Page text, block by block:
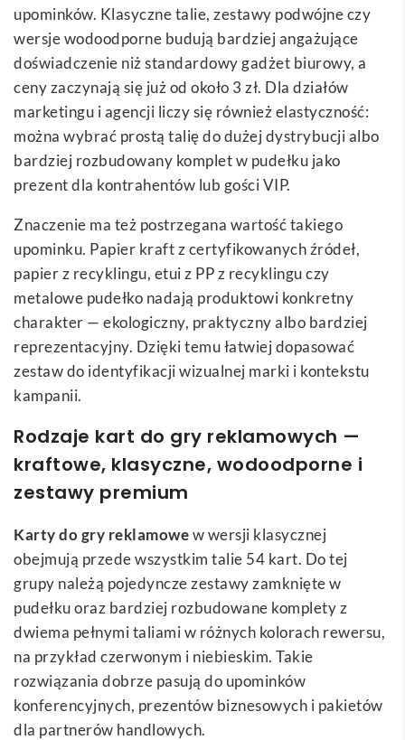
upominków. Klasyczne talie, zestawy podwójne czy
wersje wodoodporne budują bardziej angażujące
doświadczenie niż standardowy gadżet biurowy, a
ceny zaczynają się już od około 3 zł. Dla działów
marketingu i agencji liczy się również elastyczność:
można wybrać prostą talię do dużej dystrybucji albo
bardziej rozbudowany komplet w pudełku jako
prezent dla kontrahentów lub gości VIP.
Znaczenie ma też postrzegana wartość takiego
upominku. Papier kraft z certyfikowanych źródeł,
papier z recyklingu, etui z PP z recyklingu czy
metalowe pudełko nadają produktowi konkretny
charakter — ekologiczny, praktyczny albo bardziej
reprezentacyjny. Dzięki temu łatwiej dopasować
zestaw do identyfikacji wizualnej marki i kontekstu
kampanii.
Rodzaje kart do gry reklamowych —
kraftowe, klasyczne, wodoodporne i
zestawy premium
Karty do gry reklamowew wersji klasycznej
obejmują przede wszystkim talie 54 kart. Do tej
grupy należą pojedyncze zestawy zamknięte w
pudełku oraz bardziej rozbudowane komplety z
dwiema pełnymi taliami w różnych kolorach rewersu,
na przykład czerwonym i niebieskim. Takie
rozwiązania dobrze pasują do upominków
konferencyjnych, prezentów biznesowych i pakietów
dla partnerów handlowych.